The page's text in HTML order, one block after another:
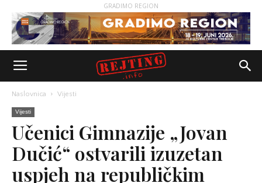
GRADIMO REGION
Naslovnica Vijesti
Vijesti
Učenici Gimnazije „Jovan
Dučić“ ostvarili izuzetan
uspjeh na republičkim